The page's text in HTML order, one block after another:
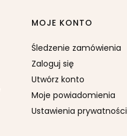
MOJE KONTO
Śledzenie zamówienia
Zaloguj się
Utwórz konto
Moje powiadomienia
Ustawienia prywatności